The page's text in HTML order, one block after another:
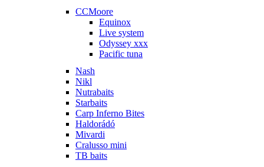
CCMoore
Equinox
Live system
Odyssey xxx
Pacific tuna
Nash
Nikl
Nutrabaits
Starbaits
Carp Inferno Bites
Haldorádó
Mivardi
Cralusso mini
TB baits